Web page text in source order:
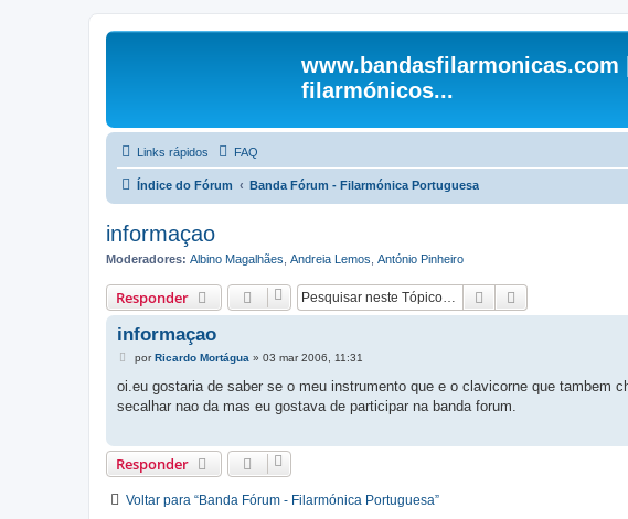
www.bandasfilarmonicas.com
filarmónicos...
Links rápidos FAQ
Índice do Fórum Banda Fórum - Filarmónica Portuguesa
informaçao
Moderadores: Albino Magalhães Andreia Lemos António Pinheiro
Responder Pesquisar
informaçao
M
n
a
m
porRicardo Mortágua » 03 mar 2006, 11:31
oi.eu gostaria de saber se o meu instrumento que e o clavicorne que tambem
secalhar nao da mas eu gostava de participar na banda forum.
Responder
Voltar para “Banda Fórum - Filarmónica Portuguesa”